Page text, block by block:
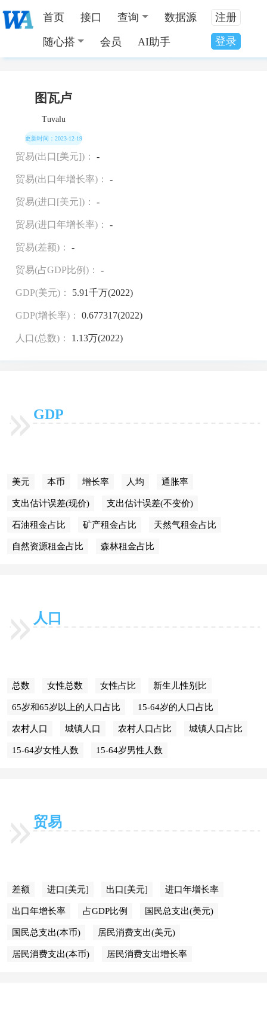
首页 接口 查询 数据源
随心搭 会员 AI助手
注册
登录
图瓦卢
Tuvalu
更新时间：2023-12-19
贸易(出口[美元])： -
贸易(出口年增长率)： -
贸易(进口[美元])： -
贸易(进口年增长率)： -
贸易(差额)： -
贸易(占GDP比例)： -
GDP(美元)： 5.91千万(2022)
GDP(增长率)： 0.677317(2022)
人口(总数)： 1.13万(2022)
GDP
美元 本币 增长率 人均 通胀率
支出估计误差(现价) 支出估计误差(不变价)
石油租金占比 矿产租金占比 天然气租金占比
自然资源租金占比 森林租金占比
人口
总数 女性总数 女性占比 新生儿性别比
65岁和65岁以上的人口占比 15-64岁的人口占比
农村人口 城镇人口 农村人口占比 城镇人口占比
15-64岁女性人数 15-64岁男性人数
贸易
差额 进口[美元] 出口[美元] 进口年增长率
出口年增长率 占GDP比例 国民总支出(美元)
国民总支出(本币) 居民消费支出(美元)
居民消费支出(本币) 居民消费支出增长率